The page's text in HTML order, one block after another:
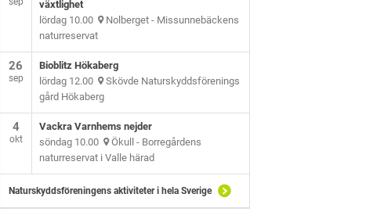
växtlighet
lördag 10.00 Nolberget - Missunnebäckens
naturreservat
26
sep
Bioblitz Hökaberg
lördag 12.00 Skövde Naturskyddsförenings
gård Hökaberg
4
okt
Vackra Varnhems nejder
söndag 10.00 Ökull - Borregårdens
naturreservat i Valle härad
Naturskyddsföreningens aktiviteter i hela Sverige